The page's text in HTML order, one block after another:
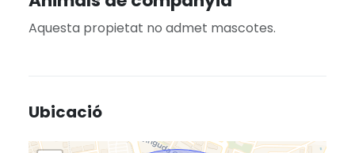
Aquesta propietat no admet mascotes.
Ubicació